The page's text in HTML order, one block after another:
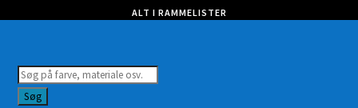
ALT I RAMMELISTER
Products
search
Søg